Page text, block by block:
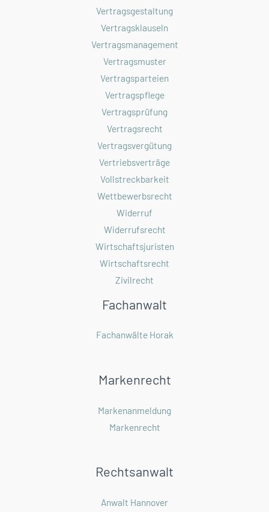
Vertragsgestaltung
Vertragsklauseln
Vertragsmanagement
Vertragsmuster
Vertragsparteien
Vertragspflege
Vertragsprüfung
Vertragsrecht
Vertragsvergütung
Vertriebsverträge
Vollstreckbarkeit
Wettbewerbsrecht
Widerruf
Widerrufsrecht
Wirtschaftsjuristen
Wirtschaftsrecht
Zivilrecht
Fachanwalt
Fachanwälte Horak
Markenrecht
Markenanmeldung
Markenrecht
Rechtsanwalt
Anwalt Hannover